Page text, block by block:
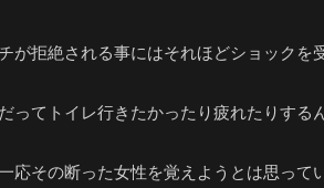
が拒絶される事にはそれほどショックを
ってトイレ行きたかったり疲れたりする
応その断った女性を覚えようとは思っ